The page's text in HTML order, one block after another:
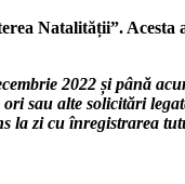
Natalității”. Acesta
2022 și până
sau alte solicitări
la zi cu înregistrarea